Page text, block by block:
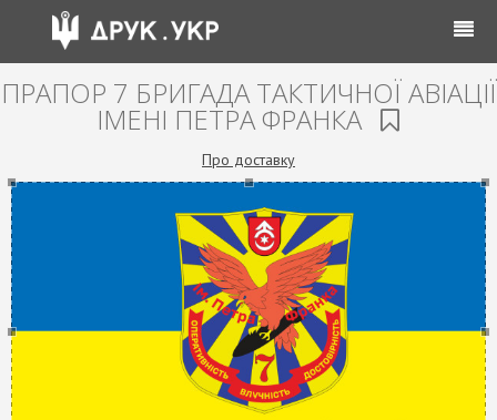
ПРАПОР 7 БРИГАДА ТАКТИЧНОЇ АВІАЦІЇ
ІМЕНІ ПЕТРА ФРАНКА
Про доставку